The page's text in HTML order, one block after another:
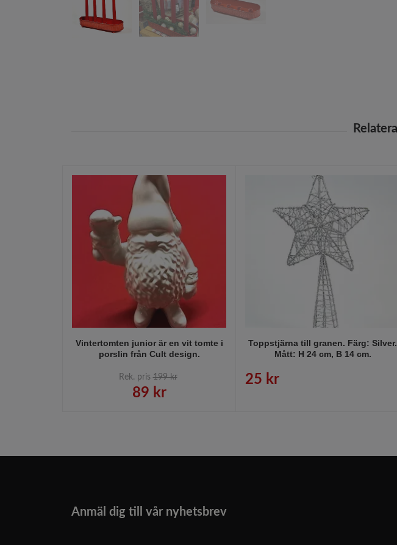
Vintertomten junior är en vit tomte i
porslin från Cult design.
Rek. pris 199 kr
89 kr
Toppstjärna till granen. Färg: Silver.
Mått: H 24 cm, B 14 cm.
25 kr
Anmäl dig till vår nyhetsbrev